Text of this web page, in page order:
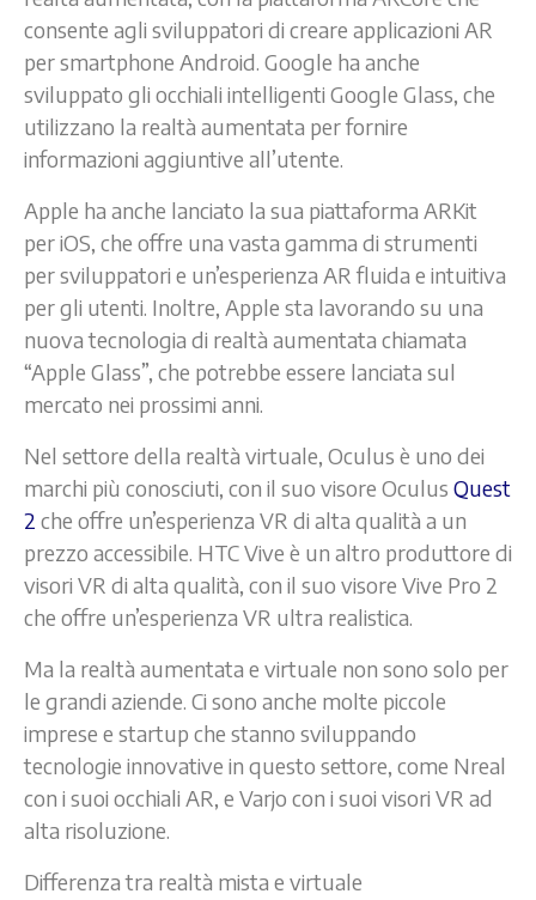
consente agli sviluppatori di creare applicazioni AR
per smartphone Android. Google ha anche
sviluppato gli occhiali intelligenti Google Glass, che
utilizzano la realtà aumentata per fornire
informazioni aggiuntive all’utente.
Apple ha anche lanciato la sua piattaforma ARKit
per iOS, che offre una vasta gamma di strumenti
per sviluppatori e un’esperienza AR fluida e intuitiva
per gli utenti. Inoltre, Apple sta lavorando su una
nuova tecnologia di realtà aumentata chiamata
“Apple Glass”, che potrebbe essere lanciata sul
mercato nei prossimi anni.
Nel settore della realtà virtuale, Oculus è uno dei
marchi più conosciuti, con il suo visore Oculus Quest
2 che offre un’esperienza VR di alta qualità a un
prezzo accessibile. HTC Vive è un altro produttore di
visori VR di alta qualità, con il suo visore Vive Pro 2
che offre un’esperienza VR ultra realistica.
Ma la realtà aumentata e virtuale non sono solo per
le grandi aziende. Ci sono anche molte piccole
imprese e startup che stanno sviluppando
tecnologie innovative in questo settore, come Nreal
con i suoi occhiali AR, e Varjo con i suoi visori VR ad
alta risoluzione.
Differenza tra realtà mista e virtuale